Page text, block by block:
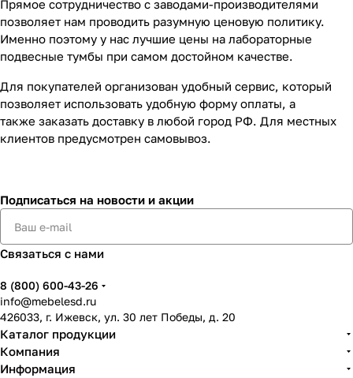
Прямое сотрудничество с заводами-производителями
позволяет нам проводить разумную ценовую политику.
Именно поэтому у нас лучшие цены на лабораторные
подвесные тумбы при самом достойном качестве.
Для покупателей организован удобный сервис, который
позволяет использовать удобную форму оплаты, а
также заказать доставку в любой город РФ. Для местных
клиентов предусмотрен самовывоз.
Подписаться на новости и акции
Связаться с нами
8 (800) 600-43-26
info@mebelesd.ru
426033, г. Ижевск, ул. 30 лет Победы, д. 20
Каталог продукции
Компания
Информация